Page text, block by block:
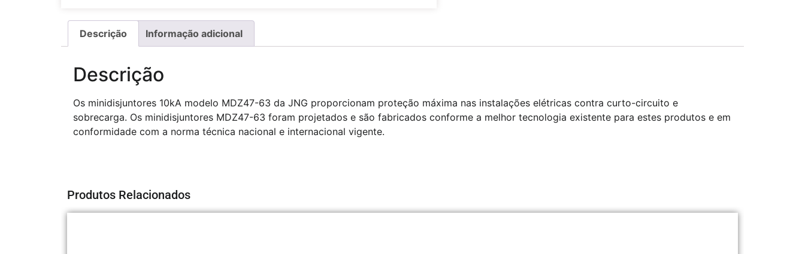
Descrição Informação adicional
Descrição
Os minidisjuntores 10kA modelo MDZ47-63 da JNG proporcionam proteção máxima nas instalações elétricas contra curto-circuito e
sobrecarga. Os minidisjuntores MDZ47-63 foram projetados e são fabricados conforme a melhor tecnologia existente para estes produtos e em
conformidade com a norma técnica nacional e internacional vigente.
Produtos Relacionados